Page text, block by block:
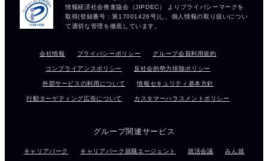
会社情報 プライバシーポリシー グループ会員利用規約
コンプライアンスポリシー 反社会的勢力排除ポリシー
外部サービスの利用について 情報セキュリティ基本方針
行動ターゲティング広告について カスタマーハラスメントポリシー